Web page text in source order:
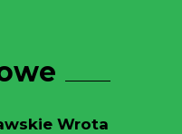
Wrota